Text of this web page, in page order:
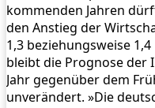
kommenden Jahren
den Anstieg der
1,3 beziehungsweise
bleibt die Prognose der
Jahr gegenüber dem
unverändert. »Die